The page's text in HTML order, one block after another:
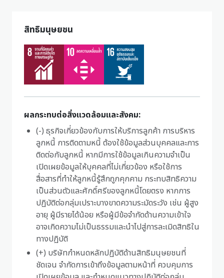
สิทธิมนุษยชน
ผลกระทบต่อสิ่งแวดล้อมและสังคม:
(-) ธุรกิจเกี่ยวข้องกับการให้บริการลูกค้า การบริหาร
ลูกหนี้ การติดตามหนี้ ต้องใช้ข้อมูลส่วนบุคคลและการ
ติดต่อกับลูกหนี้ หากมีการใช้ข้อมูลเกินความจำเป็น
เปิดเผยข้อมูลให้บุคคลที่ไม่เกี่ยวข้อง หรือใช้การ
สื่อสารที่ทำให้ลูกหนี้รู้สึกถูกคุกคาม กระทบสิทธิความ
เป็นส่วนตัวและศักดิ์ศรีของลูกหนี้โดยตรง หากการ
ปฏิบัติต่อกลุ่มเปราะบางขาดความระมัดระวัง เช่น ผู้สูง
อายุ ผู้มีรายได้น้อย หรือผู้มีข้อจำกัดด้านความเข้าใจ
อาจเกิดความไม่เป็นธรรมและนำไปสู่การละเมิดสิทธิใน
ทางปฏิบัติ
(+) บริษัทกำหนดหลักปฏิบัติด้านสิทธิมนุษยชนที่
ชัดเจน จำกัดการเข้าถึงข้อมูลตามหน้าที่ ควบคุมการ